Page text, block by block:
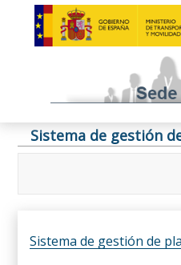
Sistema de gestión
Sistema de gestión de